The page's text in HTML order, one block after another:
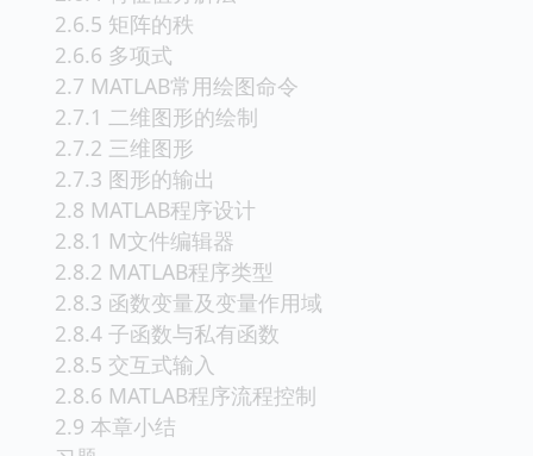
2.6.5 矩阵的秩
2.6.6 多项式
2.7 MATLAB常用绘图命令
2.7.1 二维图形的绘制
2.7.2 三维图形
2.7.3 图形的输出
2.8 MATLAB程序设计
2.8.1 M文件编辑器
2.8.2 MATLAB程序类型
2.8.3 函数变量及变量作用域
2.8.4 子函数与私有函数
2.8.5 交互式输入
2.8.6 MATLAB程序流程控制
2.9 本章小结